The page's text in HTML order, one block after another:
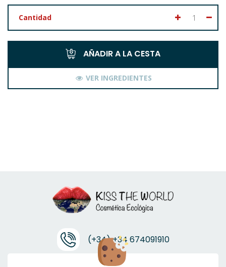
Cantidad
AÑADIR A LA CESTA
VER INGREDIENTES
(+34) +34 674091910